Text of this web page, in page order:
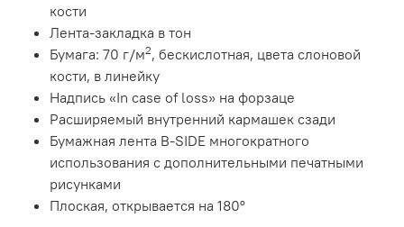
кости
Лента-закладка в тон
Бумага: 70 г/м2, бескислотная, цвета слоновой
кости, в линейку
Надпись «In case of loss» на форзаце
Расширяемый внутренний кармашек сзади
Бумажная лента B-SIDE многократного
использования с дополнительными печатными
рисунками
Плоская, открывается на 180°